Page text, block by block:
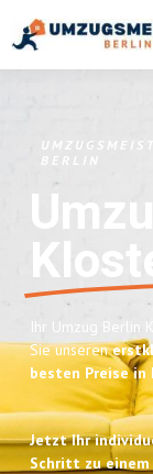
BERLIN
Ihr Umzug Berlin
Sie unseren
besten Preise in
Jetzt Ihr
Schritt zu